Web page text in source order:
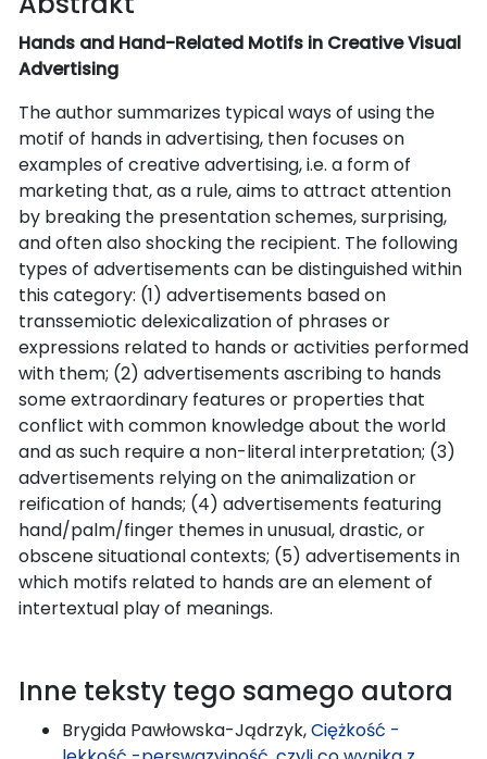
Hands and Hand-Related Motifs in Creative Visual
Advertising
The author summarizes typical ways of using the
motif of hands in advertising, then focuses on
examples of creative advertising, i.e. a form of
marketing that, as a rule, aims to attract attention
by breaking the presentation schemes, surprising,
and often also shocking the recipient. The following
types of advertisements can be distinguished within
this category: (1) advertisements based on
transsemiotic delexicalization of phrases or
expressions related to hands or activities performed
with them; (2) advertisements ascribing to hands
some extraordinary features or properties that
conflict with common knowledge about the world
and as such require a non-literal interpretation; (3)
advertisements relying on the animalization or
reification of hands; (4) advertisements featuring
hand/palm/finger themes in unusual, drastic, or
obscene situational contexts; (5) advertisements in
which motifs related to hands are an element of
intertextual play of meanings.
Inne teksty tego samego autora
Brygida Pawłowska-Jądrzyk,Ciężkość -